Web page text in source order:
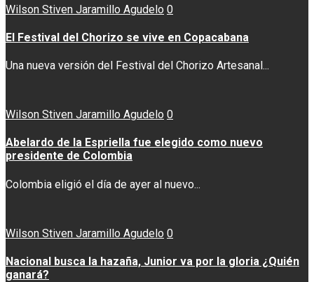
Wilson Stiven Jaramillo Agudelo 0
El Festival del Chorizo se vive en Copacabana
Una nueva versión del Festival del Chorizo Artesanal...
Wilson Stiven Jaramillo Agudelo 0
Abelardo de la Espriella fue elegido como nuevo
presidente de Colombia
Colombia eligió el día de ayer al nuevo...
Wilson Stiven Jaramillo Agudelo 0
Nacional busca la hazaña, Junior va por la gloria ¿Quién
ganará?